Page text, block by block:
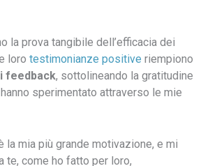
la prova tangibile dell’efficacia dei
loro testimonianze positive riempiono
feedback, sottolineando la gratitudine
sperimentato attraverso le mie
la mia più grande motivazione, e mi
te, come ho fatto per loro,